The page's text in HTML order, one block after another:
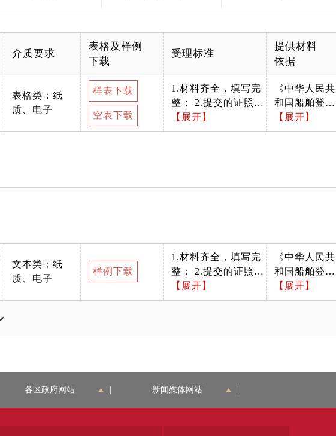
介质要求
表格及样例
下载
受理标准
提供材料
依据
表格类；纸
质、电子
样表下载
空表下载
1.材料齐全，填写完
整； 2.提交的证照证
件或批复文件齐全完
整、如提交复印件，
证照证件或批复文件
申请材料所载内容、
提交的证照证件或批
夏文件所载内容一
致； 5.需确认材料是
否按照办事指南中所
【展开】
《中华人民共
和国船舶登记
条例》中华人
民共和国国务
条，《船舶登
十八条、五十
九条、六十
条、六十一
条、六十二
条。
【展开】
文本类；纸
质、电子
样例下载
1.材料齐全，填写完
整； 2.提交的证照证
件或批复文件齐全完
整、如提交复印件，
所载内容一致； 4.申
请材料按要求签字、
【展开】
《中华人民共
和国船舶登记
条例》中华人
民共和国国务
记工作规程》
【展开】
各区政府网站 新闻媒体网站